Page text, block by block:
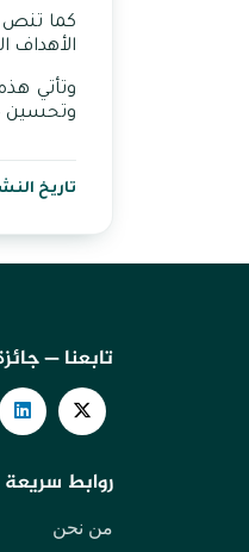
كما تنص
الأهداف
وتأتي هذه
وتحسين
تاريخ
تابعنا —
روابط سريعة
من نحن